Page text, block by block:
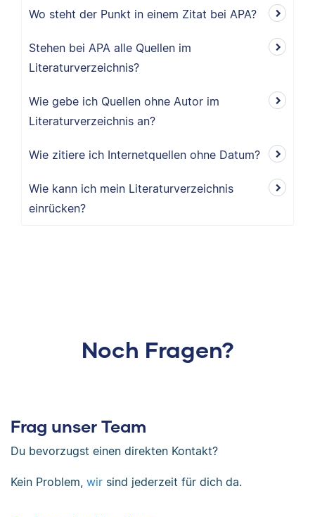
Wo steht der Punkt in einem Zitat bei APA?
Stehen bei APA alle Quellen im
Literaturverzeichnis?
Wie gebe ich Quellen ohne Autor im
Literaturverzeichnis an?
Wie zitiere ich Internetquellen ohne Datum?
Wie kann ich mein Literaturverzeichnis
einrücken?
Noch Fragen?
Frag unser Team
Du bevorzugst einen direkten Kontakt?
Kein Problem, wir sind jederzeit für dich da.